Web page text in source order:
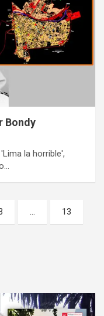
Bondy
la horrible',
… 13